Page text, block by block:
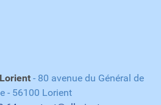
- 80 avenue du Général de
- 56100 Lorient